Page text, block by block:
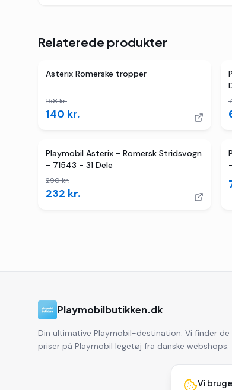
Relaterede produkter
3butikker
Asterix Romerske tropper
158kr.
140 kr.
TILBUD
4butikker
Playmobil Asterix - Romersk Stridsvogn
- 71543 - 31 Dele
290kr.
232 kr.
Playmobilbutikken.dk
Din ultimative Playmobil-destination. Vi finder
priser på Playmobil legetøj fra danske webshops.
Vi